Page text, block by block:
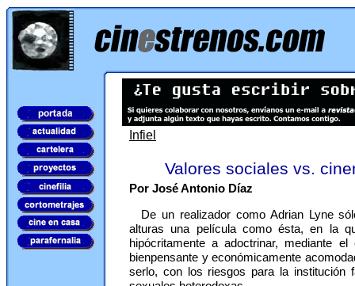
Infiel
Valores sociales vs.
Por José Antonio Díaz
De un realizador como Adrian Lyne
alturas una película como ésta, en la
hipócritamente a adoctrinar, mediante
bienpensante y económicamente
serlo, con los riesgos para la institución